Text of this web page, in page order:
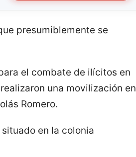
presumiblemente se
el combate de ilícitos en
una movilización en
Romero.
en la colonia